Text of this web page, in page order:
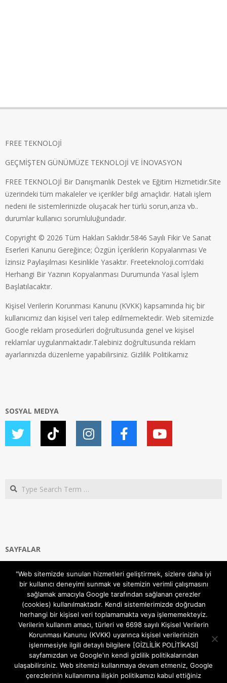
FREE TEKNOLOJİ
GEÇMİŞTEN GÜNÜMÜZE TEKNOLOJİ VE İNOVASYON
FREE TEKNOLOJİ Bir Danışmanlık Destek ve Eğitim Hizmetidir.Site
üzerindeki tüm makaleler ve içerikler bilgi amaçlıdır. Hatalı işlem
nedeni ile sistemlerinizde oluşacak her türlü sorun,arıza vb..
durumlar kullanıcı sorumluluğundadır.
Copyright © 2026 Tüm Hakları Saklıdır.5846 Sayılı Fikir Ve Sanat
Eserleri Kanunu Gereğince; Özgün İçeriklerin Kopyalanması Ve
İzinsiz Paylaşılması Kesinlikle Yasaktır. Freeteknoloji.com’daki
Herhangi Bir Yazının Kopyalanması Durumunda Yasal İşlem
Başlatılacaktır.
Kişisel Verilerin Korunması Kanunu (KVKK) kapsamında hiç bir
kullanıcımız dan kişisel veri talep edilmemektedir. Web sitemizde
Google reklam prosedürleri doğrultusunda genel ve kişisel
reklamlar uygulanmaktadır.Talebiniz doğrultusunda reklam
ayarlarınızda düzenleme yapabilirsiniz. Gizlilik Politikamız
SOSYAL MEDYA
Search
SAYFALAR
Gizlilik ve Çerezler (Cookies) Politikası
Hakkımızda
İletişim Kanalları
MODEM KURULUM
TEKNİK DESTEK
TELEVİZYON SİSTEMLERİ
"Web sitemizde sunulan hizmetleri geliştirmek, sizlere daha iyi
bir kullanıcı deneyimi sunmak ve sitemizin verimli çalışmasını
sağlamak amacıyla Google tarafından sağlanan çerezler
(cookies) kullanılmaktadır. Kendi sistemlerimizde doğrudan
herhangi bir kişisel veri toplamamakta veya işlememekteyiz.
Verilerin kullanım amacı, türleri ve 6698 sayılı Kişisel Verilerin
Korunması Kanunu (KVKK) uyarınca kişisel verilerinizin
işlenmesiyle ilgili detaylı bilgilere [GİZLİLİK POLİTİKASI]
sayfamızdan ve Google'ın kendi gizlilik politikalarından
ulaşabilirsiniz. Web sitemizi kullanmaya devam etmeniz, Google
çerezlerinin kullanımına ilişkin politikamızı kabul ettiğiniz